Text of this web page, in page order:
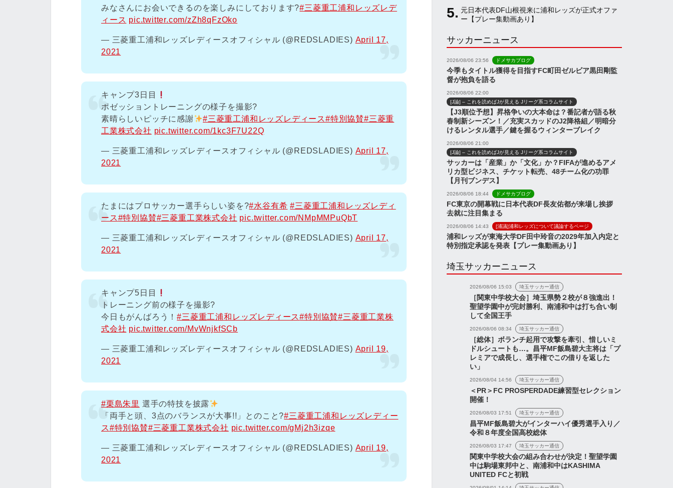
みなさんにお会いできるのを楽しみにしております?#三菱重工浦和レッズレデ
ィース pic.twitter.com/zZh8qFzOko
— 三菱重工浦和レッズレディースオフィシャル (@REDSLADIES) April 17,
2021
キャンプ3日目
ポゼッショントレーニングの様子を撮影?
素晴らしいピッチに感謝
#三菱重工浦和レッズレディース#特別協賛#三菱重
工業株式会社 pic.twitter.com/1kc3F7U22Q
— 三菱重工浦和レッズレディースオフィシャル (@REDSLADIES) April 17,
2021
たまにはプロサッカー選手らしい姿を?#水谷有希 #三菱重工浦和レッズレディ
ース#特別協賛#三菱重工業株式会社 pic.twitter.com/NMpMMPuQbT
— 三菱重工浦和レッズレディースオフィシャル (@REDSLADIES) April 17,
2021
キャンプ5日目
トレーニング前の様子を撮影?
今日もがんばろう！#三菱重工浦和レッズレディース#特別協賛#三菱重工業株
式会社 pic.twitter.com/MvWnjkfSCb
— 三菱重工浦和レッズレディースオフィシャル (@REDSLADIES) April 19,
2021
#栗島朱里 選手の特技を披露
「両手と頭、3点のバランスが大事!!」とのこと?#三菱重工浦和レッズレディー
ス#特別協賛#三菱重工業株式会社 pic.twitter.com/gMj2h3izqe
— 三菱重工浦和レッズレディースオフィシャル (@REDSLADIES) April 19,
2021
n
l
元日本代表DF山根視来に浦和レッズが正式オファ
ー【プレー集動画あり】
サッカーニュース
2026/08/06 23:56 ドメサカブログ
今季もタイトル獲得を目指すFC町田ゼルビア黒田剛監
督が抱負を語る
2026/08/06 22:00
[J論] – これを読めばJが見える Jリーグ系コラムサイト
【J3順位予想】昇格争いの大本命は？番記者が語る秋
春制新シーズン！／充実スカッドのJ2降格組／明暗分
けるレンタル選手／鍵を握るウィンターブレイク
2026/08/06 21:00
[J論] – これを読めばJが見える Jリーグ系コラムサイト
サッカーは「産業」か「文化」か？FIFAが進めるアメ
リカ型ビジネス、チケット転売、48チーム化の功罪
【月刊ブンデス】
2026/08/06 18:44 ドメサカブログ
FC東京の開幕戦に日本代表DF長友佑都が来場し挨拶
去就に注目集まる
2026/08/06 14:43 [浦議]浦和レッズについて議論するページ
浦和レッズが東海大学DF田中玲音の2029年加入内定と
特別指定承認を発表【プレー集動画あり】
埼玉サッカーニュース
2026/08/06 15:03 埼玉サッカー通信
［関東中学校大会］埼玉県勢２校が８強進出！
聖望学園中が完封勝利、南浦和中は打ち合い制
して全国王手
2026/08/06 08:34 埼玉サッカー通信
［総体］ボランチ起用で攻撃を牽引、惜しいミ
ドルシュートも…。昌平MF飯島碧大主将は「プ
レミアで成長し、選手権でこの借りを返した
い」
2026/08/04 14:56 埼玉サッカー通信
＜PR＞FC PROSPERDADE練習型セレクション
開催！
2026/08/03 17:51 埼玉サッカー通信
昌平MF飯島碧大がインターハイ優秀選手入り／
令和８年度全国高校総体
2026/08/03 17:47 埼玉サッカー通信
関東中学校大会の組み合わせが決定！聖望学園
中は駒場東邦中と、南浦和中はKASHIMA
UNITED FCと初戦